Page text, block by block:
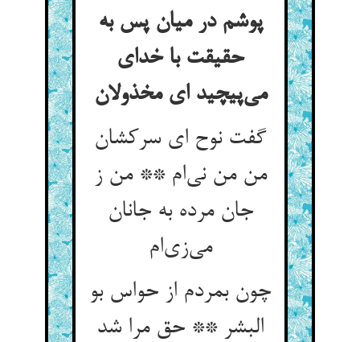
پوشم در میان پس به
حقیقت با خدای
می‌‌پیچید ای مخذولان‌‌
گفت نوح ای سرکشان
من من نی‌‌ام ** من ز
جان مرده به جانان
می‌‌زی‌‌ام‌‌
چون بمردم از حواس بو
البشر ** حق مرا شد